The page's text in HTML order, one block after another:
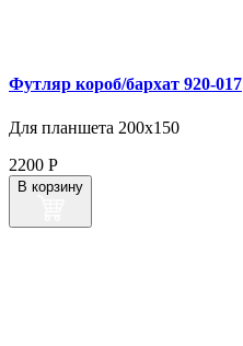
Футляр короб/бархат 920‑017
Для планшета 200х150
2200 Р
В корзину